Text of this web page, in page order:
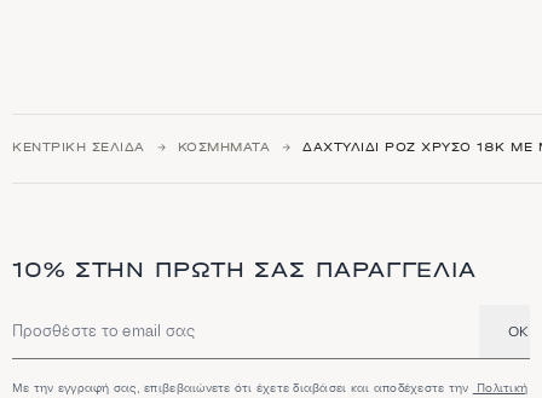
ΚΕΝΤΡΙΚΉ ΣΕΛΊΔΑ ΚΟΣΜΉΜΑΤΑ ΔΑΧΤΥΛΊΔΙ ΡΟΖ ΧΡΥΣΌ 18Κ ΜΕ
10% ΣΤΗΝ ΠΡΏΤΗ ΣΑΣ ΠΑΡΑΓΓΕΛΊΑ
Διεύθυνση email OK
Με την εγγραφή σας, επιβεβαιώνετε ότι έχετε διαβάσει και αποδέχεστε την
Πολιτική